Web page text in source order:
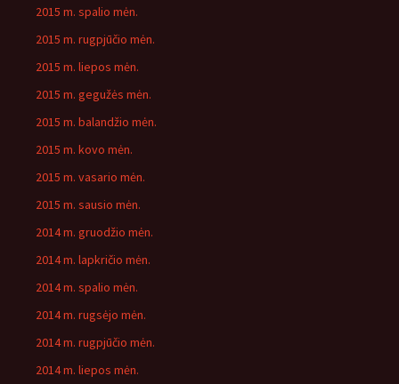
2015 m. spalio mėn.
2015 m. rugpjūčio mėn.
2015 m. liepos mėn.
2015 m. gegužės mėn.
2015 m. balandžio mėn.
2015 m. kovo mėn.
2015 m. vasario mėn.
2015 m. sausio mėn.
2014 m. gruodžio mėn.
2014 m. lapkričio mėn.
2014 m. spalio mėn.
2014 m. rugsėjo mėn.
2014 m. rugpjūčio mėn.
2014 m. liepos mėn.